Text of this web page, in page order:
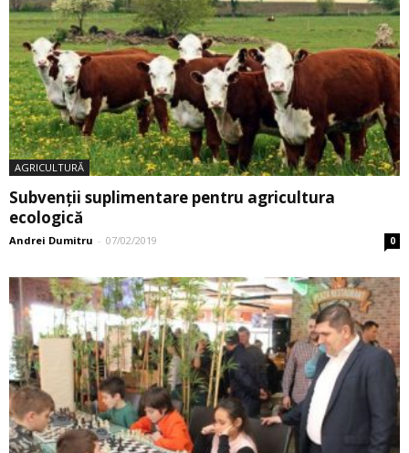
AGRICULTURĂ
Subvenții suplimentare pentru agricultura
ecologică
Andrei Dumitru - 07/02/2019 0